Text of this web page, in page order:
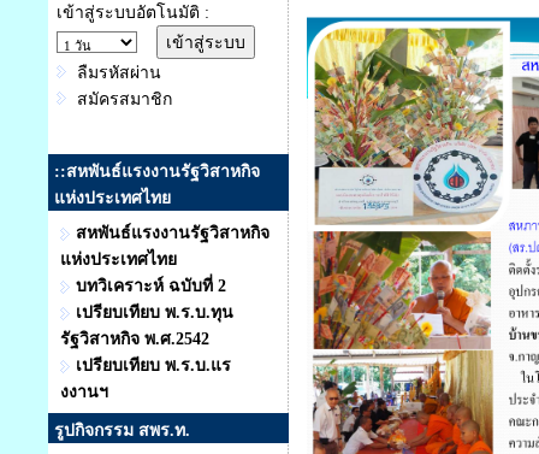
เข้าสู่ระบบอัตโนมัติ :
ลืมรหัสผ่าน
สมัครสมาชิก
::สหพันธ์แรงงานรัฐวิสาหกิจ
แห่งประเทศไทย
สหพันธ์แรงงานรัฐวิสาหกิจ
แห่งประเทศไทย
บทวิเคราะห์ ฉบับที่ 2
เปรียบเทียบ พ.ร.บ.ทุน
รัฐวิสาหกิจ พ.ศ.2542
เปรียบเทียบ พ.ร.บ.แร
งงานฯ
รูปกิจกรรม สพร.ท.